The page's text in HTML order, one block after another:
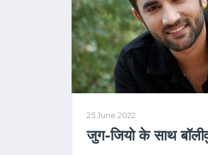
25 June 2022
जुग-जियो के साथ